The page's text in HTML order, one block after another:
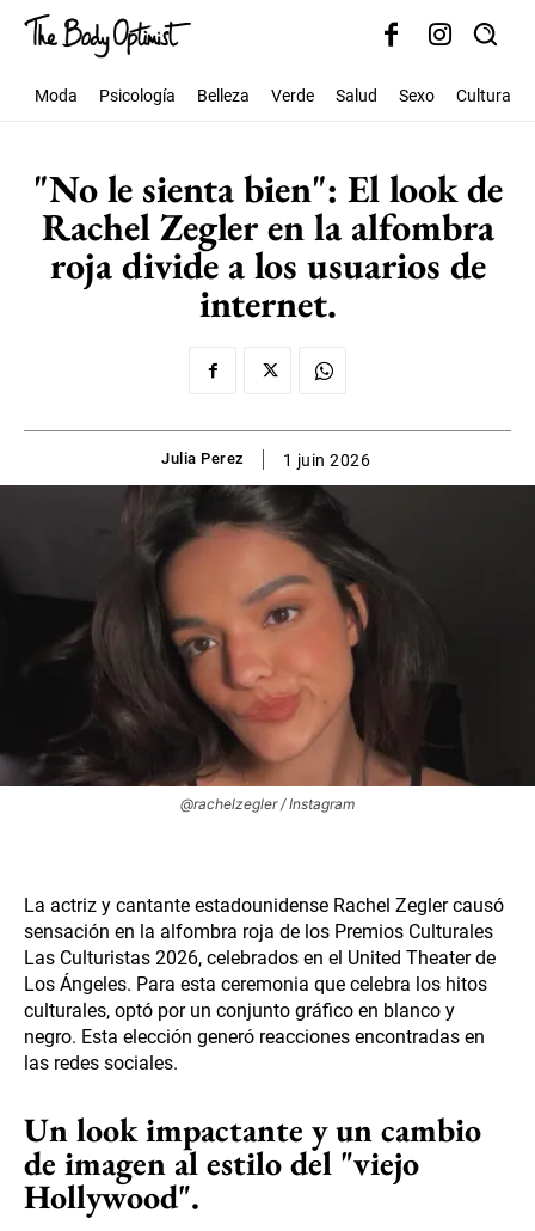
Moda Psicología Belleza Verde Salud Sexo Cultura
"No le sienta bien": El look de
Rachel Zegler en la alfombra
roja divide a los usuarios de
internet.
Julia Perez 1 juin 2026
@rachelzegler / Instagram
La actriz y cantante estadounidense Rachel Zegler causó
sensación en la alfombra roja de los Premios Culturales
Las Culturistas 2026, celebrados en el United Theater de
Los Ángeles. Para esta ceremonia que celebra los hitos
culturales, optó por un conjunto gráfico en blanco y
negro. Esta elección generó reacciones encontradas en
las redes sociales.
Un look impactante y un cambio
de imagen al estilo del "viejo
Hollywood".